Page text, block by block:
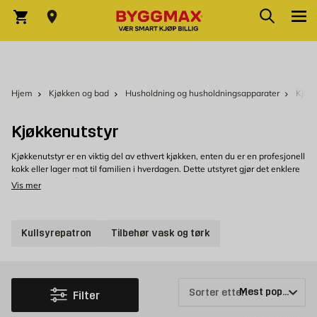
Varekurv Søk
Hjem Kjøkken og bad Husholdning og husholdningsapparater
Kjøkkenutstyr
Kjøkkenutstyr er en viktig del av ethvert kjøkken, enten du er en profesjonell
kokk eller lager mat til familien i hverdagen. Dette utstyret gjør det enklere
og mer praktisk å lage mat, bake og servere. Her er noe av det beste
hos Byggmax. Kom innom din nærmeste Byggmax-butikk eller se her på
nett for å finne ut hvilket kjøkkenutstyr vi kan tilby.
Vis mer
Kullsyrepatron Tilbehør vask og tørk
Filter Sorter etter: